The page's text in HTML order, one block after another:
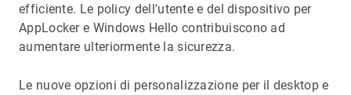
efficiente. Le policy dell'utente e del dispositivo per
AppLocker e Windows Hello contribuiscono ad
aumentare ulteriormente la sicurezza.
Le nuove opzioni di personalizzazione per il desktop e